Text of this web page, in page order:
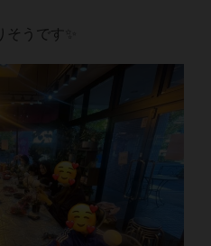
うです✨